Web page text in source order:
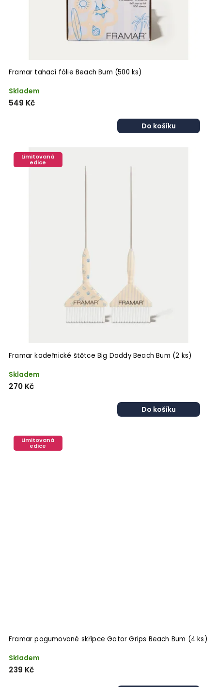
Framar tahací fólie Beach Bum (500 ks)
Skladem
549 Kč
Do košíku
Limitovaná
edice
Framar kadeřnické štětce Big Daddy Beach Bum (2 ks)
Skladem
270 Kč
Do košíku
Limitovaná
edice
Framar pogumované skřipce Gator Grips Beach Bum (4 ks)
Skladem
239 Kč